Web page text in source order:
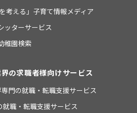
考える」子育て情報メディア
ッターサービス
稚園検索
の求職者様向けサービス
門の就職・転職支援サービス
就職・転職支援サービス